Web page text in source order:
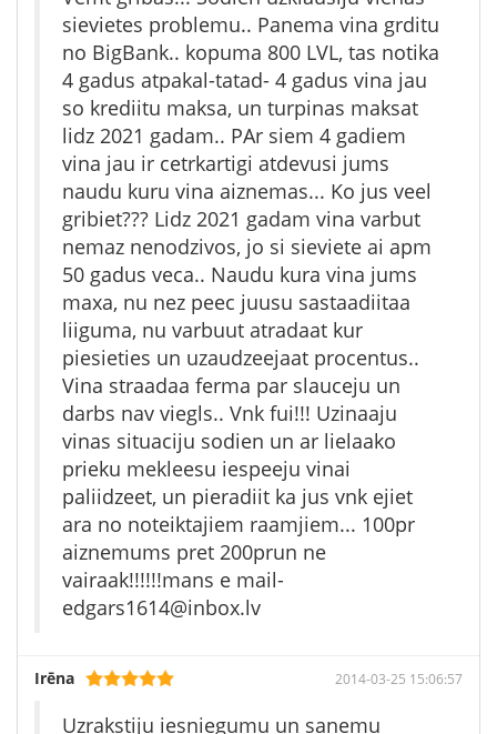
sievietes problemu.. Panema vina grditu
no BigBank.. kopuma 800 LVL, tas notika
4 gadus atpakal-tatad- 4 gadus vina jau
so krediitu maksa, un turpinas maksat
lidz 2021 gadam.. PAr siem 4 gadiem
vina jau ir cetrkartigi atdevusi jums
naudu kuru vina aiznemas... Ko jus veel
gribiet??? Lidz 2021 gadam vina varbut
nemaz nenodzivos, jo si sieviete ai apm
50 gadus veca.. Naudu kura vina jums
maxa, nu nez peec juusu sastaadiitaa
liiguma, nu varbuut atradaat kur
piesieties un uzaudzeejaat procentus..
Vina straadaa ferma par slauceju un
darbs nav viegls.. Vnk fui!!! Uzinaaju
vinas situaciju sodien un ar lielaako
prieku mekleesu iespeeju vinai
paliidzeet, un pieradiit ka jus vnk ejiet
ara no noteiktajiem raamjiem... 100pr
aiznemums pret 200prun ne
vairaak!!!!!!mans e mail-
edgars1614@inbox.lv
Irēna 2014-03-25 15:06:57
Uzrakstiju iesniegumu un saņemu